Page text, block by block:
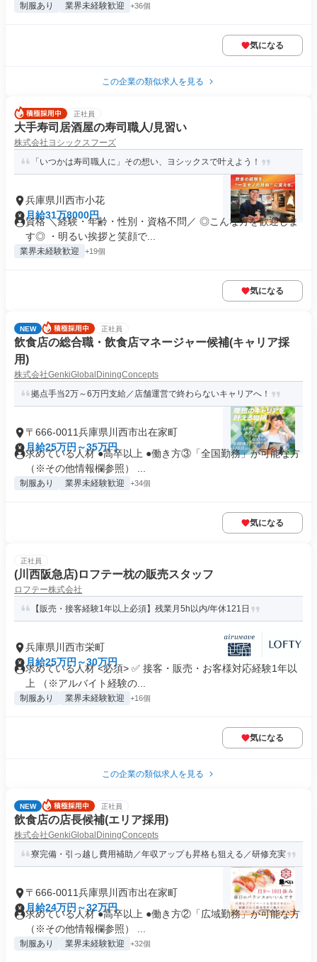
制服あり 業界未経験歓迎 +36個
気になる
この企業の類似求人を見る
正社員
大手寿司居酒屋の寿司職人/見習い
株式会社ヨシックスフーズ
「いつかは寿司職人に」その想い、ヨシックスで叶えよう！
兵庫県川西市小花
月給31万8000円
資格 ＼経験・年齢・性別・資格不問／ ◎こんな方を歓迎しま
す◎ ・明るい挨拶と笑顔で...
業界未経験歓迎 +19個
気になる
NEW 正社員
飲食店の総合職・飲食店マネージャー候補(キャリア採
用)
株式会社GenkiGlobalDiningConcepts
拠点手当2万～6万円支給／店舗運営で終わらないキャリアへ！
〒666-0011兵庫県川西市出在家町
月給25万円～35万円
求めている人材 ●高卒以上 ●働き方③「全国勤務」が可能な方
（※その他情報欄参照） ...
制服あり 業界未経験歓迎 +34個
気になる
正社員
(川西阪急店)ロフテー枕の販売スタッフ
ロフテー株式会社
【販売・接客経験1年以上必須】残業月5h以内/年休121日
兵庫県川西市栄町
月給25万円～30万円
求めている人材 <必須> ✅ 接客・販売・お客様対応経験1年以
上 （※アルバイト経験の...
制服あり 業界未経験歓迎 +16個
気になる
この企業の類似求人を見る
NEW 正社員
飲食店の店長候補(エリア採用)
株式会社GenkiGlobalDiningConcepts
寮完備・引っ越し費用補助／年収アップも昇格も狙える／研修充実
〒666-0011兵庫県川西市出在家町
月給24万円～32万円
求めている人材 ●高卒以上 ●働き方②「広域勤務」が可能な方
（※その他情報欄参照） ...
制服あり 業界未経験歓迎 +32個